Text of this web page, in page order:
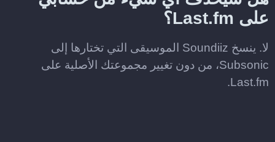
على Last.fm؟
لا. ينسخ Soundiiz الموسيقى التي تختارها إلى
Subsonic، من دون تغيير مجموعتك الأصلية على
Last.fm.